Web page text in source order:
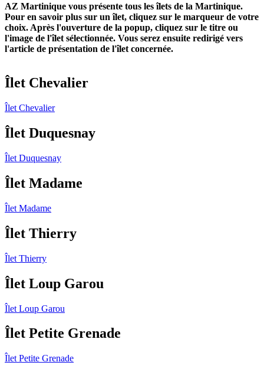
AZ Martinique vous présente tous les îlets de la Martinique.
Pour en savoir plus sur un îlet, cliquez sur le marqueur de votre
choix. Après l'ouverture de la popup, cliquez sur le titre ou
l'image de l'îlet sélectionnée. Vous serez ensuite redirigé vers
l'article de présentation de l'îlet concernée.
Îlet Chevalier
Îlet Chevalier
Îlet Duquesnay
Îlet Duquesnay
Îlet Madame
Îlet Madame
Îlet Thierry
Îlet Thierry
Îlet Loup Garou
Îlet Loup Garou
Îlet Petite Grenade
Îlet Petite Grenade